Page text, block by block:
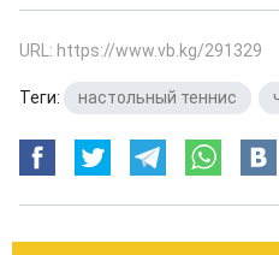
URL: https://www.vb.kg/291329
Теги: настольный теннис